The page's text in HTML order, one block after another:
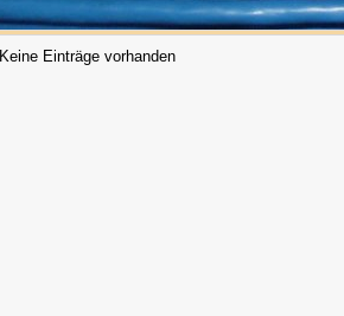
Keine Einträge vorhanden